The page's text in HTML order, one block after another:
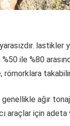
lastikler
ile %80
römorklara
ağır
araçlar için